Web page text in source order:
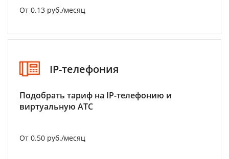
От 0.13 руб./месяц
IP-телефония
Подобрать тариф на IP-телефонию и
виртуальную АТС
От 0.50 руб./месяц